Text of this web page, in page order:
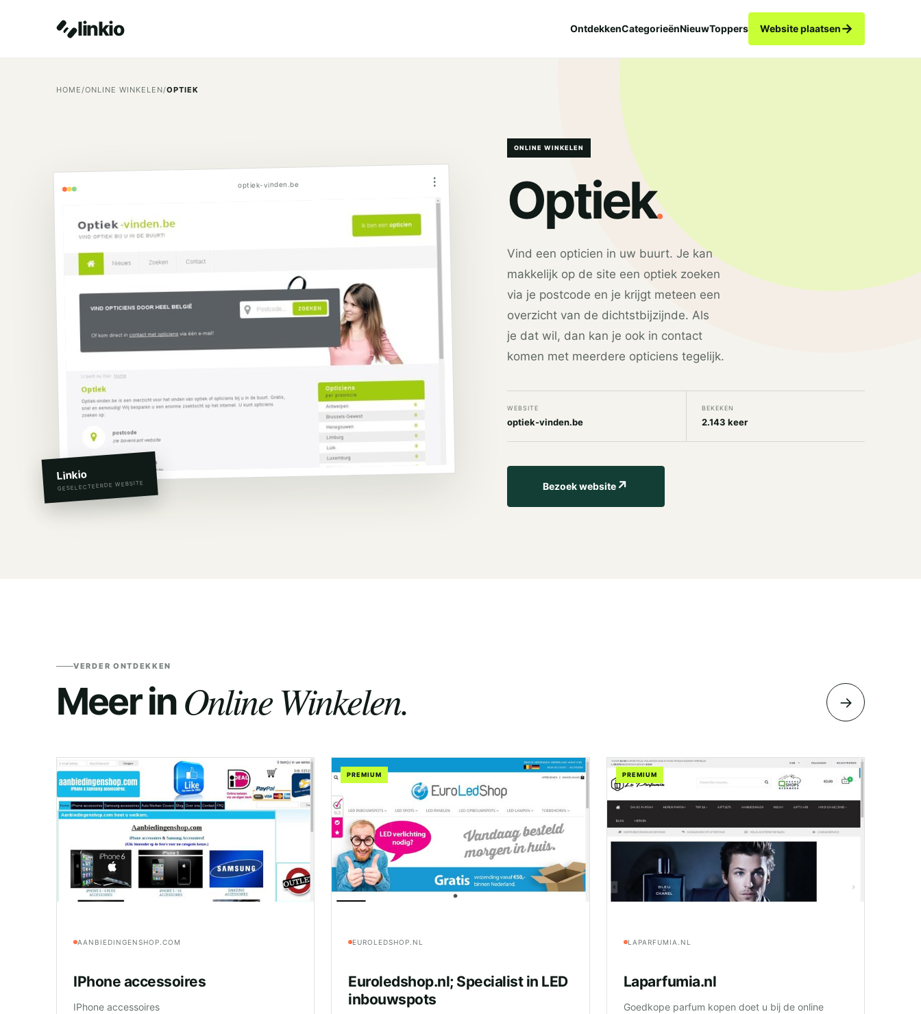
linkio OntdekkenCategorieënNieuwToppers Website plaatsen→
HOME/ONLINE WINKELEN/OPTIEK
optiek-vinden.be ⋮
Linkio
GESELECTEERDE WEBSITE
ONLINE WINKELEN
Optiek.
Vind een opticien in uw buurt. Je kan
makkelijk op de site een optiek zoeken
via je postcode en je krijgt meteen een
overzicht van de dichtstbijzijnde. Als
je dat wil, dan kan je ook in contact
komen met meerdere opticiens tegelijk.
WEBSITE
optiek-vinden.be
BEKEKEN
2.143 keer
Bezoek website↗
VERDER ONTDEKKEN
Meer inOnline Winkelen. →
AANBIEDINGENSHOP.COM
IPhone accessoires
IPhone accessoires
PREMIUM
EUROLEDSHOP.NL
Euroledshop.nl; Specialist in LED
inbouwspots
PREMIUM
LAPARFUMIA.NL
Laparfumia.nl
Goedkope parfum kopen doet u bij de online